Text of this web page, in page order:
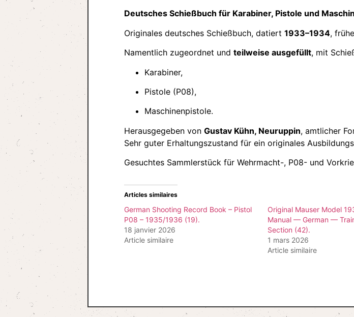
Deutsches Schießbuch für Karabiner, Pistole und
Originales deutsches Schießbuch, datiert 1933–1934,
Namentlich zugeordnet und teilweise ausgefüllt, mit
Karabiner,
Pistole (P08),
Maschinenpistole.
Herausgegeben von Gustav Kühn, Neuruppin, amtlicher
Sehr guter Erhaltungszustand für ein originales
Gesuchtes Sammlerstück für Wehrmacht-, P08- und
Articles similaires
German Shooting Record Book – Pistol
P08 – 1935/1936 (19).
18 janvier 2026
Article similaire
Original Mauser Model
Manual — German —
Section (42).
1 mars 2026
Article similaire